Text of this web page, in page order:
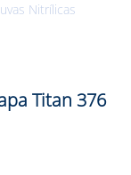
Nitrílicas
Titan 376